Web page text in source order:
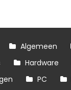
Algemeen
Hardware
PC